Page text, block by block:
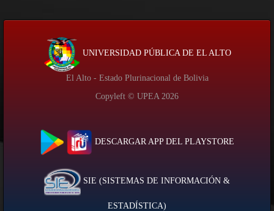
UNIVERSIDAD PÚBLICA DE EL ALTO
El Alto - Estado Plurinacional de Bolivia
Copyleft © UPEA 2026
DESCARGAR APP DEL PLAYSTORE
SIE (SISTEMAS DE INFORMACIÓN &
ESTADÍSTICA)